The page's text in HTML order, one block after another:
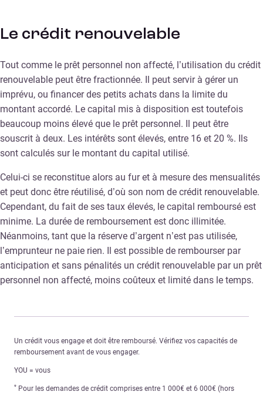
Le crédit renouvelable
Tout comme le prêt personnel non affecté, l’utilisation du crédit
renouvelable peut être fractionnée. Il peut servir à gérer un
imprévu, ou financer des petits achats dans la limite du
montant accordé. Le capital mis à disposition est toutefois
beaucoup moins élevé que le prêt personnel. Il peut être
souscrit à deux. Les intérêts sont élevés, entre 16 et 20 %. Ils
sont calculés sur le montant du capital utilisé.
Celui-ci se reconstitue alors au fur et à mesure des mensualités
et peut donc être réutilisé, d’où son nom de crédit renouvelable.
Cependant, du fait de ses taux élevés, le capital remboursé est
minime. La durée de remboursement est donc illimitée.
Néanmoins, tant que la réserve d’argent n’est pas utilisée,
l’emprunteur ne paie rien. Il est possible de rembourser par
anticipation et sans pénalités un crédit renouvelable par un prêt
personnel non affecté, moins coûteux et limité dans le temps.
Un crédit vous engage et doit être remboursé. Vérifiez vos capacités de
remboursement avant de vous engager.
YOU = vous
* Pour les demandes de crédit comprises entre 1 000€ et 6 000€ (hors